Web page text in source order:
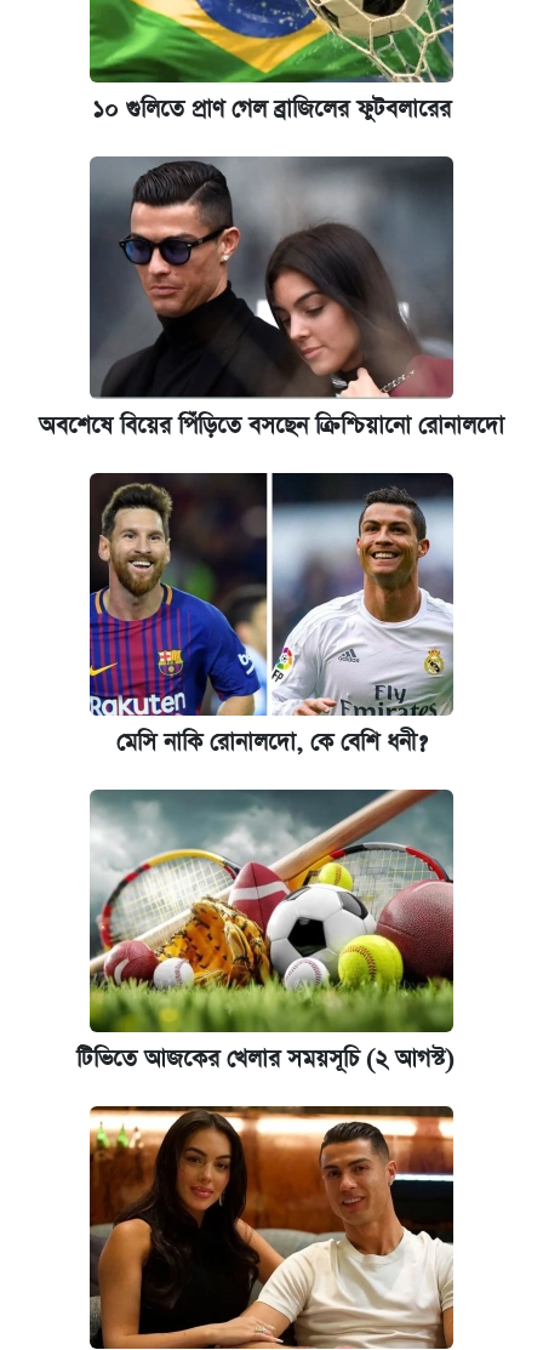
১০ গুলিতে প্রাণ গেল ব্রাজিলের ফুটবলারের
অবশেষে বিয়ের পিঁড়িতে বসছেন ক্রিশ্চিয়ানো রোনালদো
মেসি নাকি রোনালদো, কে বেশি ধনী?
টিভিতে আজকের খেলার সময়সূচি (২ আগস্ট)